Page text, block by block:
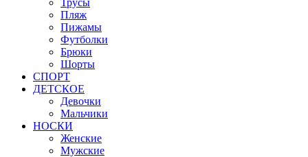
Трусы
Пляж
Пижамы
Футболки
Брюки
Шорты
СПОРТ
ДЕТСКОЕ
Девочки
Мальчики
НОСКИ
Женские
Мужские